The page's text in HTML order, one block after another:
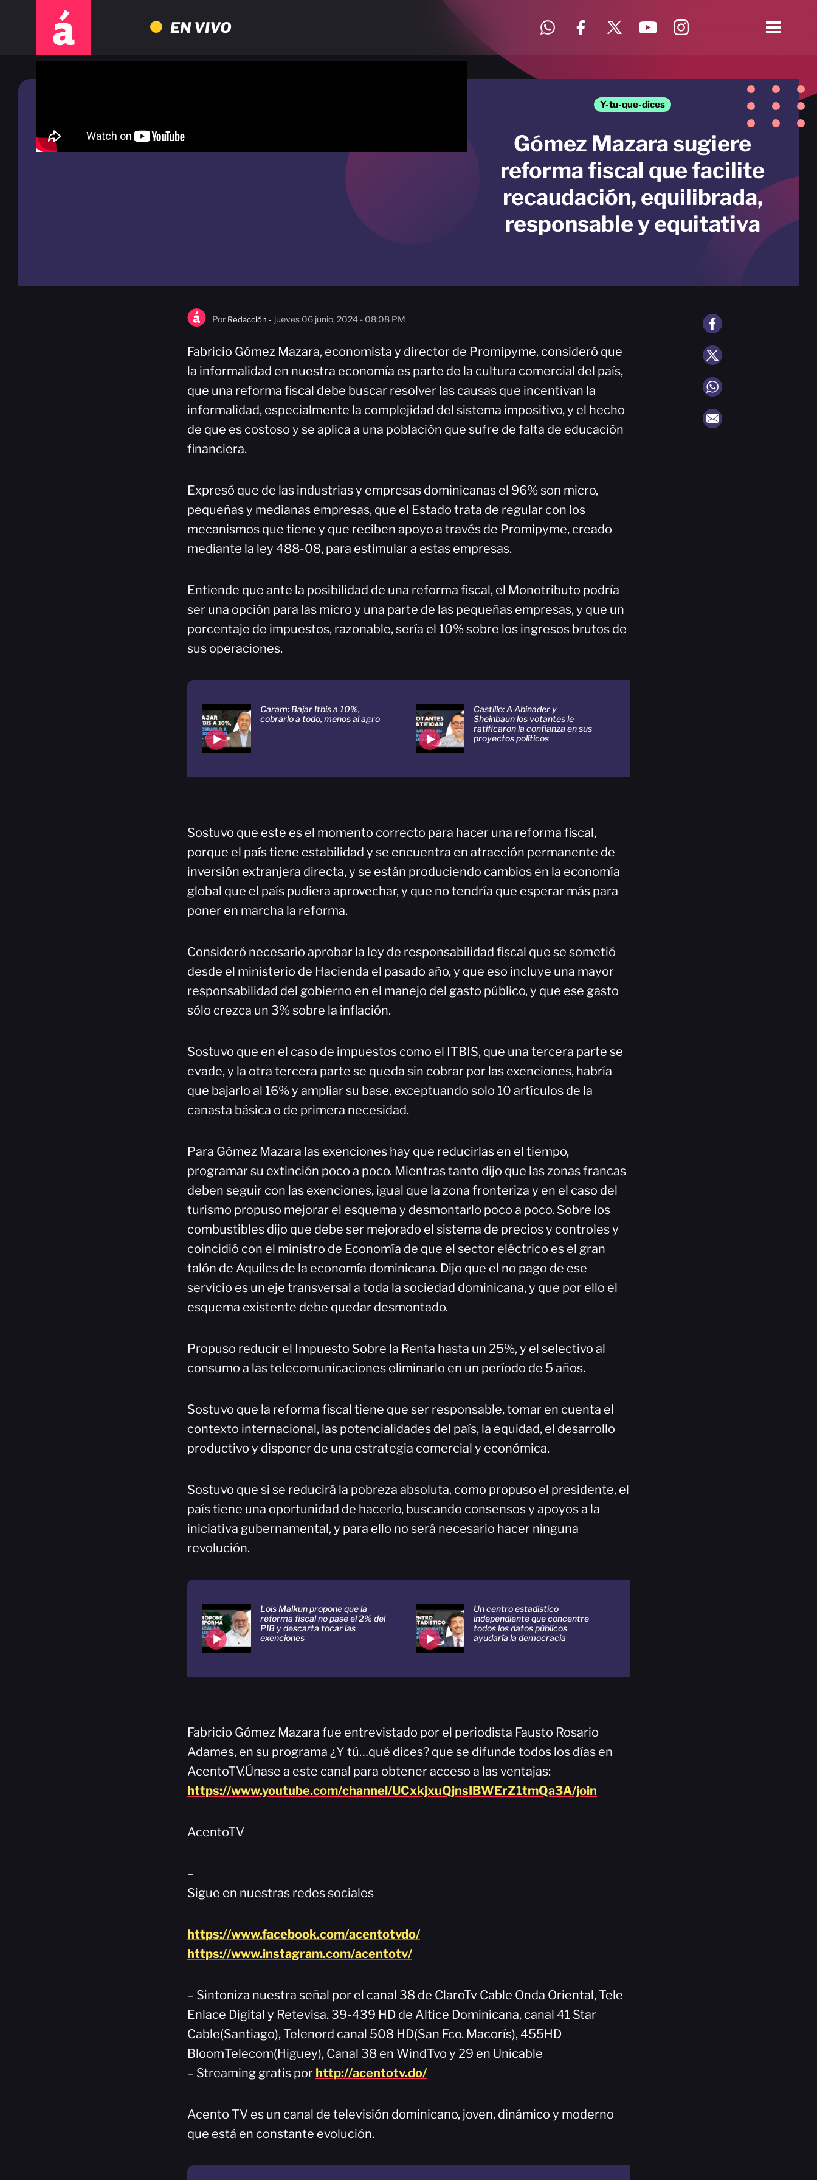
EN VIVO
Y-tu-que-dices
Gómez Mazara sugiere
reforma fiscal que facilite
recaudación, equilibrada,
responsable y equitativa
Por Redacción - jueves 06 junio, 2024 - 08:08 PM
Fabricio Gómez Mazara, economista y director de Promipyme, consideró que
la informalidad en nuestra economía es parte de la cultura comercial del país,
que una reforma fiscal debe buscar resolver las causas que incentivan la
informalidad, especialmente la complejidad del sistema impositivo, y el hecho
de que es costoso y se aplica a una población que sufre de falta de educación
financiera.
Expresó que de las industrias y empresas dominicanas el 96% son micro,
pequeñas y medianas empresas, que el Estado trata de regular con los
mecanismos que tiene y que reciben apoyo a través de Promipyme, creado
mediante la ley 488-08, para estimular a estas empresas.
Entiende que ante la posibilidad de una reforma fiscal, el Monotributo podría
ser una opción para las micro y una parte de las pequeñas empresas, y que un
porcentaje de impuestos, razonable, sería el 10% sobre los ingresos brutos de
sus operaciones.
Caram: Bajar Itbis a 10%,
cobrarlo a todo, menos al agro
Castillo: A Abinader y
Sheinbaun los votantes le
ratificaron la confianza en sus
proyectos políticos
Sostuvo que este es el momento correcto para hacer una reforma fiscal,
porque el país tiene estabilidad y se encuentra en atracción permanente de
inversión extranjera directa, y se están produciendo cambios en la economía
global que el país pudiera aprovechar, y que no tendría que esperar más para
poner en marcha la reforma.
Consideró necesario aprobar la ley de responsabilidad fiscal que se sometió
desde el ministerio de Hacienda el pasado año, y que eso incluye una mayor
responsabilidad del gobierno en el manejo del gasto público, y que ese gasto
sólo crezca un 3% sobre la inflación.
Sostuvo que en el caso de impuestos como el ITBIS, que una tercera parte se
evade, y la otra tercera parte se queda sin cobrar por las exenciones, habría
que bajarlo al 16% y ampliar su base, exceptuando solo 10 artículos de la
canasta básica o de primera necesidad.
Para Gómez Mazara las exenciones hay que reducirlas en el tiempo,
programar su extinción poco a poco. Mientras tanto dijo que las zonas francas
deben seguir con las exenciones, igual que la zona fronteriza y en el caso del
turismo propuso mejorar el esquema y desmontarlo poco a poco. Sobre los
combustibles dijo que debe ser mejorado el sistema de precios y controles y
coincidió con el ministro de Economía de que el sector eléctrico es el gran
talón de Aquiles de la economía dominicana. Dijo que el no pago de ese
servicio es un eje transversal a toda la sociedad dominicana, y que por ello el
esquema existente debe quedar desmontado.
Propuso reducir el Impuesto Sobre la Renta hasta un 25%, y el selectivo al
consumo a las telecomunicaciones eliminarlo en un período de 5 años.
Sostuvo que la reforma fiscal tiene que ser responsable, tomar en cuenta el
contexto internacional, las potencialidades del país, la equidad, el desarrollo
productivo y disponer de una estrategia comercial y económica.
Sostuvo que si se reducirá la pobreza absoluta, como propuso el presidente, el
país tiene una oportunidad de hacerlo, buscando consensos y apoyos a la
iniciativa gubernamental, y para ello no será necesario hacer ninguna
revolución.
Lois Malkun propone que la
reforma fiscal no pase el 2% del
PIB y descarta tocar las
exenciones
Un centro estadístico
independiente que concentre
todos los datos públicos
ayudaría la democracia
Fabricio Gómez Mazara fue entrevistado por el periodista Fausto Rosario
Adames, en su programa ¿Y tú…qué dices? que se difunde todos los días en
AcentoTV.Únase a este canal para obtener acceso a las ventajas:
https://www.youtube.com/channel/UCxkjxuQjnsIBWErZ1tmQa3A/join
AcentoTV
–
Sigue en nuestras redes sociales
https://www.facebook.com/acentotvdo/
https://www.instagram.com/acentotv/
– Sintoniza nuestra señal por el canal 38 de ClaroTv Cable Onda Oriental, Tele
Enlace Digital y Retevisa. 39-439 HD de Altice Dominicana, canal 41 Star
Cable(Santiago), Telenord canal 508 HD(San Fco. Macorís), 455HD
BloomTelecom(Higuey), Canal 38 en WindTvo y 29 en Unicable
– Streaming gratis por http://acentotv.do/
Acento TV es un canal de televisión dominicano, joven, dinámico y moderno
que está en constante evolución.